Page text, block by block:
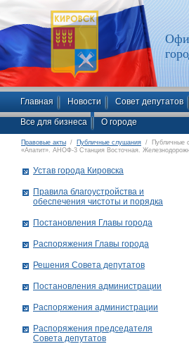
Главная Новости Совет депутатов
Все для бизнеса О городе
Правовые акты / Публичные слушания / Публичные
«Апатит». АНОФ-3 Станция Восточная.
Устав города Кировска
Правила благоустройства и
обеспечения чистоты и порядка
Постановления Главы города
Распоряжения Главы города
Решения Совета депутатов
Постановления администрации
Распоряжения администрации
Распоряжения председателя
Совета депутатов